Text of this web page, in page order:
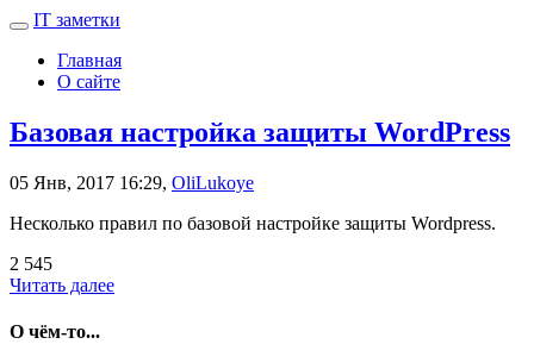
IT заметки
Главная
О сайте
Базовая настройка защиты WordPress
05 Янв, 2017 16:29, OliLukoye
Несколько правил по базовой настройке защиты Wordpress.
2 545
Читать далее
О чём-то...